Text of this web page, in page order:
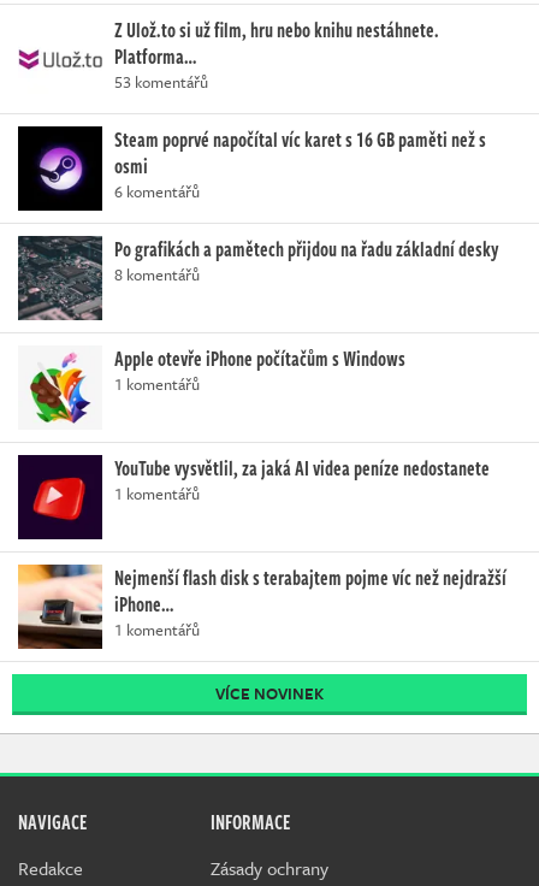
Z Ulož.to si už film, hru nebo knihu nestáhnete.
Platforma…
53 komentářů
Steam poprvé napočítal víc karet s 16 GB paměti než s
osmi
6 komentářů
Po grafikách a pamětech přijdou na řadu základní desky
8 komentářů
Apple otevře iPhone počítačům s Windows
1 komentářů
YouTube vysvětlil, za jaká AI videa peníze nedostanete
1 komentářů
Nejmenší flash disk s terabajtem pojme víc než nejdražší
iPhone…
1 komentářů
VÍCE NOVINEK
NAVIGACE
Redakce
INFORMACE
Zásady ochrany